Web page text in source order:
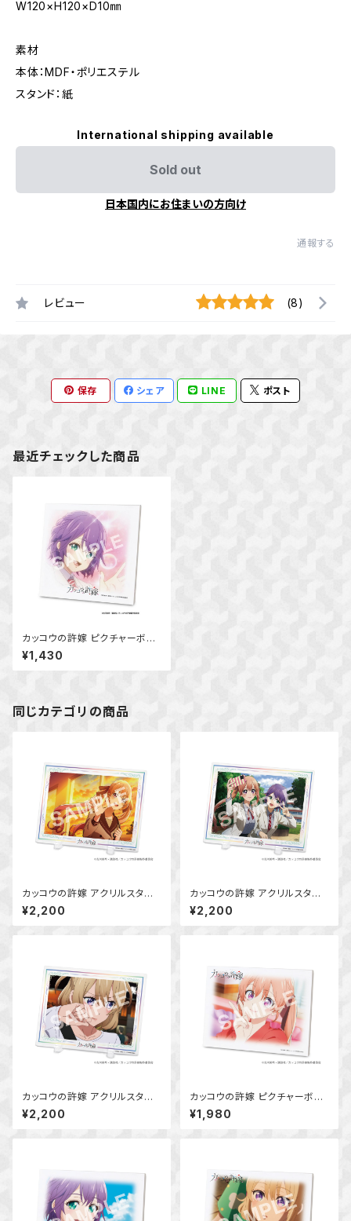
W120×H120×D10㎜
素材
本体：MDF・ポリエステル
スタンド：紙
International shipping available
Sold out
日本国内にお住まいの方向け
通報する
レビュー (8)
保存 シェア LINE ポスト
最近チェックした商品
カッコウの許嫁 ピクチャーボー
ド小 (瀬川ひろ)
¥1,430
同じカテゴリの商品
カッコウの許嫁 アクリルスタン
ドボード (天野エリカ)
¥2,200
カッコウの許嫁 アクリルスタン
ドボード (天野エリカ・瀬川ひろ)
¥2,200
カッコウの許嫁 アクリルスタン
ドボード (海野 幸)
¥2,200
カッコウの許嫁 ピクチャーボー
ド大 (天野エリカ)
¥1,980